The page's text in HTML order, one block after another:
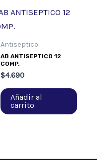
Antiseptico
AB ANTISEPTICO 12
COMP.
$4.690
Añadir al
carrito